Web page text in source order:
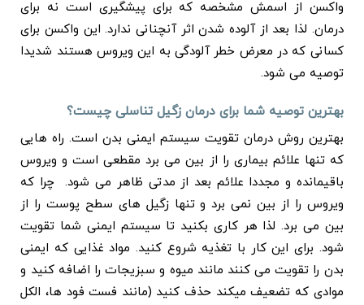
واکسن از اسمش مشخصه که برای پیشگیری است نه برای
درمان. لذا بعد از آلوده شدن اثر آنچنانی ندارد. این واکسن برای
کسانی که در معرض خطر آلودگی به این ویروس هستند شدیدا
توصیه می شود.
بهترین توصیه شما برای درمان زگیل تناسلی چیست؟
بهترین روش درمان تقویت سیستم ایمنی بدن است. راه هایی
که تنها علائم بیماری را از بین می برد مقطعی است و ویروس
باقیمانده و مجددا علائم بعد از مدتی ظاهر می شود. چرا که
ویروس را از بین نمی برد و تنها زگیل های سطح پوست را از
بین می برد. لذا هر کاری بکنید تا سیستم ایمنی شما تقویت
شود. برای این کار با تغذیه شروع کنید. مواد غذایی که ایمنی
بدن را تقویت می کنند مانند میوه و سبزیجات را اضافه کنید و
موادی که تضعیف میکند حذف کنید (مانند فست فود ها، الکل